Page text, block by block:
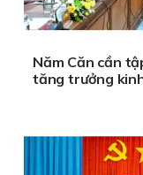
Năm Căn cần
tăng trưởng